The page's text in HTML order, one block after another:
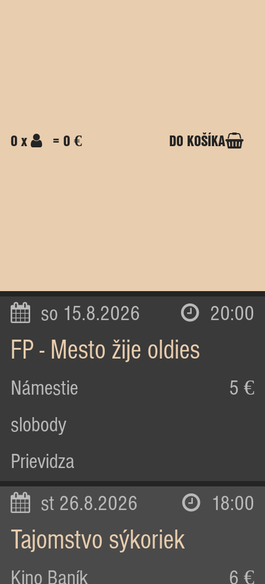
0 x = 0 € DO KOŠÍKA
so 15.8.2026 20:00
FP - Mesto žije oldies
Námestie
slobody
Prievidza
5 €
st 26.8.2026 18:00
Tajomstvo sýkoriek
Kino Baník 6 €